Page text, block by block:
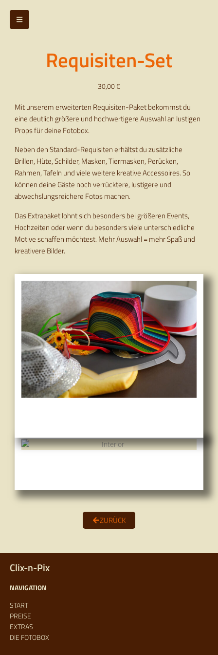
Requisiten-Set
30,00€
Mit unserem erweiterten Requisiten-Paket bekommst du
eine deutlich größere und hochwertigere Auswahl an lustigen
Props für deine Fotobox.
Neben den Standard-Requisiten erhältst du zusätzliche
Brillen, Hüte, Schilder, Masken, Tiermasken, Perücken,
Rahmen, Tafeln und viele weitere kreative Accessoires. So
können deine Gäste noch verrücktere, lustigere und
abwechslungsreichere Fotos machen.
Das Extrapaket lohnt sich besonders bei größeren Events,
Hochzeiten oder wenn du besonders viele unterschiedliche
Motive schaffen möchtest. Mehr Auswahl = mehr Spaß und
kreativere Bilder.
ZURÜCK
Clix-n-Pix
NAVIGATION
START
PREISE
EXTRAS
DIE FOTOBOX